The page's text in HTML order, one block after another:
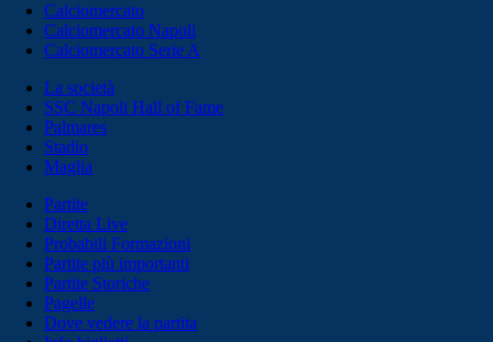
Calciomercato
Calciomercato Napoli
Calciomercato Serie A
La società
SSC Napoli Hall of Fame
Palmares
Stadio
Maglia
Partite
Diretta Live
Probabili Formazioni
Partite più importanti
Partite Storiche
Pagelle
Dove vedere la partita